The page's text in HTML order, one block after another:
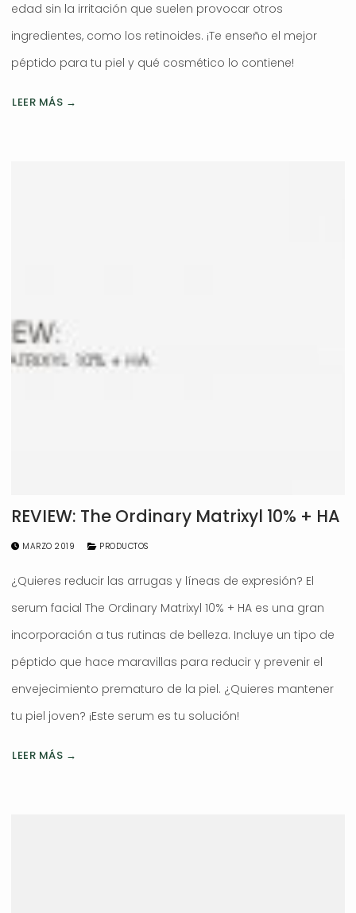
edad sin la irritación que suelen provocar otros
ingredientes, como los retinoides. ¡Te enseño el mejor
péptido para tu piel y qué cosmético lo contiene!
LEER MÁS →
REVIEW: The Ordinary Matrixyl 10% + HA
MARZO 2019 PRODUCTOS
¿Quieres reducir las arrugas y líneas de expresión? El
serum facial The Ordinary Matrixyl 10% + HA es una gran
incorporación a tus rutinas de belleza. Incluye un tipo de
péptido que hace maravillas para reducir y prevenir el
envejecimiento prematuro de la piel. ¿Quieres mantener
tu piel joven? ¡Este serum es tu solución!
LEER MÁS →